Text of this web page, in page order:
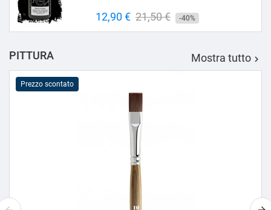
Prezzo
12,90 € Prezzo
base
21,50 € -40%
PITTURA Mostra tutto 
Prezzo scontato